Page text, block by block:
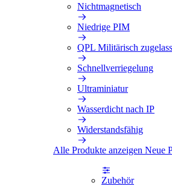
Nichtmagnetisch
Niedrige PIM
QPL Militärisch
Schnellverriegelung
Ultraminiatur
Wasserdicht nach IP
Widerstandsfähig
Alle Produkte anzeigen Neue
Zubehör